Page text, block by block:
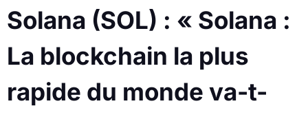
Solana (SOL) : « Solana :
La blockchain la plus
rapide du monde va-t-